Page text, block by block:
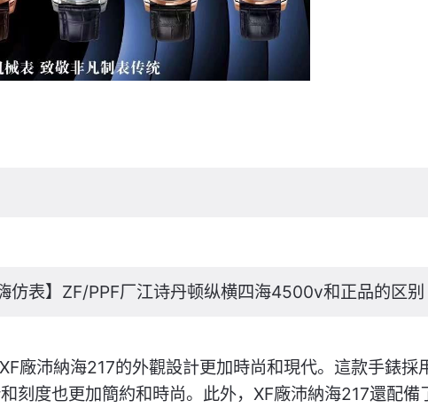
仿表】ZF/PPF厂江诗丹顿纵横四海4500v和正品的区别
廠沛納海217的外觀設計更加時尚和現代。這款手錶採
刻度也更加簡約和時尚。此外，XF廠沛納海217還配備